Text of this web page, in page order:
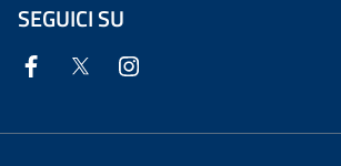
SEGUICI SU